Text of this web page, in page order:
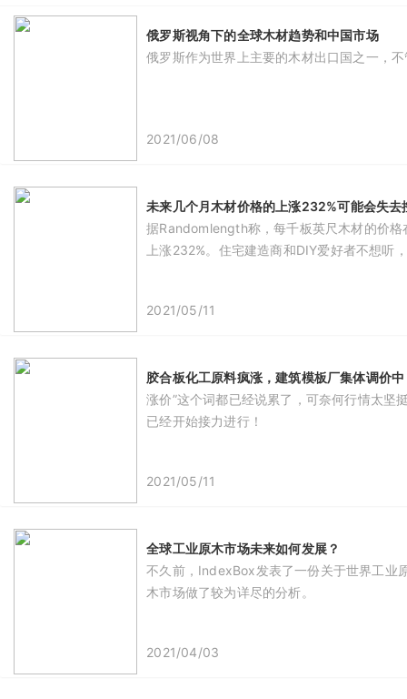
俄罗斯视角下的全球木材趋势和中国市场
俄罗斯作为世界上主要的木材出口国之一，
2021/06/08
未来几个月木材价格的上涨232%可能会失去
据Randomlength称，每千板英尺木材的价
上涨232%。住宅建造商和DIY爱好者不想听
2021/05/11
胶合板化工原料疯涨，建筑模板厂集体调价中
涨价”这个词都已经说累了，可奈何行情太坚
已经开始接力进行！
2021/05/11
全球工业原木市场未来如何发展？
不久前，IndexBox发表了一份关于世界工业
木市场做了较为详尽的分析。
2021/04/03